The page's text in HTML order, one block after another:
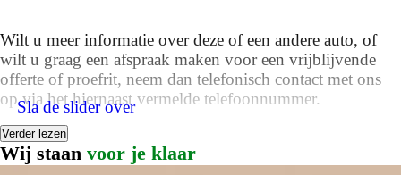
Wilt u meer informatie over deze of een andere auto, of
wilt u graag een afspraak maken voor een vrijblijvende
offerte of proefrit, neem dan telefonisch contact met ons
op via het hiernaast vermelde telefoonnummer.
Inruilen van uw huidige auto is uiteraard bespreekbaar en
het is mogelijk om de auto tegen gunstige voorwaarden in
Verder lezen
Wij staan voor je klaar
Sla de slider over